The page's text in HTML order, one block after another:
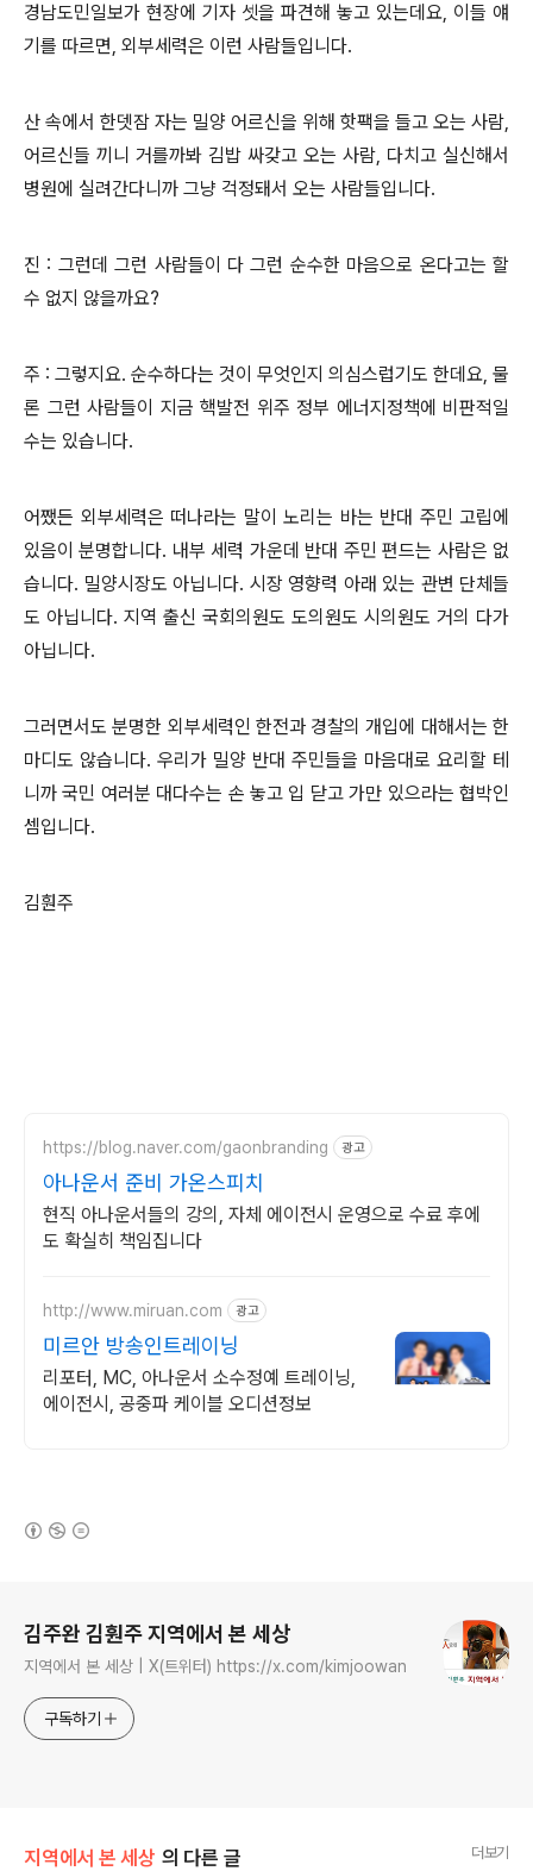
경남도민일보가 현장에 기자 셋을 파견해 놓고 있는데요, 이들 얘
기를 따르면, 외부세력은 이런 사람들입니다.
산 속에서 한뎃잠 자는 밀양 어르신을 위해 핫팩을 들고 오는 사람,
어르신들 끼니 거를까봐 김밥 싸갖고 오는 사람, 다치고 실신해서
병원에 실려간다니까 그냥 걱정돼서 오는 사람들입니다.
진 : 그런데 그런 사람들이 다 그런 순수한 마음으로 온다고는 할
수 없지 않을까요?
주 : 그렇지요. 순수하다는 것이 무엇인지 의심스럽기도 한데요, 물
론 그런 사람들이 지금 핵발전 위주 정부 에너지정책에 비판적일
수는 있습니다.
어쨌든 외부세력은 떠나라는 말이 노리는 바는 반대 주민 고립에
있음이 분명합니다. 내부 세력 가운데 반대 주민 편드는 사람은 없
습니다. 밀양시장도 아닙니다. 시장 영향력 아래 있는 관변 단체들
도 아닙니다. 지역 출신 국회의원도 도의원도 시의원도 거의 다가
아닙니다.
그러면서도 분명한 외부세력인 한전과 경찰의 개입에 대해서는 한
마디도 않습니다. 우리가 밀양 반대 주민들을 마음대로 요리할 테
니까 국민 여러분 대다수는 손 놓고 입 닫고 가만 있으라는 협박인
셈입니다.
김훤주
https://blog.naver.com/gaonbranding 광고
아나운서 준비 가온스피치
현직 아나운서들의 강의, 자체 에이전시 운영으로 수료 후에
도 확실히 책임집니다
http://www.miruan.com 광고
미르안 방송인트레이닝
리포터, MC, 아나운서 소수정예 트레이닝,
에이전시, 공중파 케이블 오디션정보
김주완 김훤주 지역에서 본 세상
지역에서 본 세상 | X(트위터) https://x.com/kimjoowan
구독하기
지역에서 본 세상 의 다른 글 더보기